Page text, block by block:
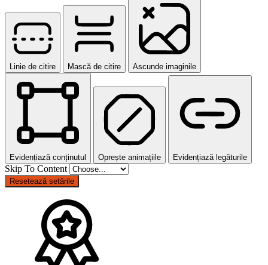
Linie de citire Mască de citire Ascunde imaginile
Evidențiază conținutul Oprește animațiile Evidențiază legăturile
Skip To Content
Resetează setările